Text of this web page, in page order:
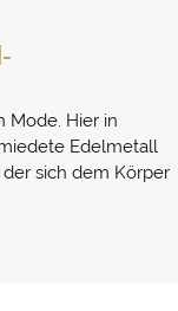
Mode. Hier in
Edelmetall
sich dem Körper